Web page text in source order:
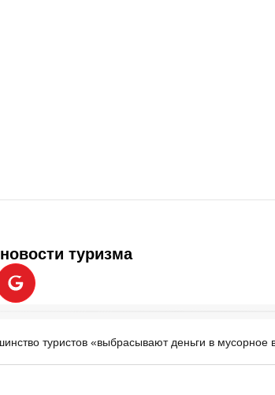
туризма
туристов «выбрасывают деньги в мусорное